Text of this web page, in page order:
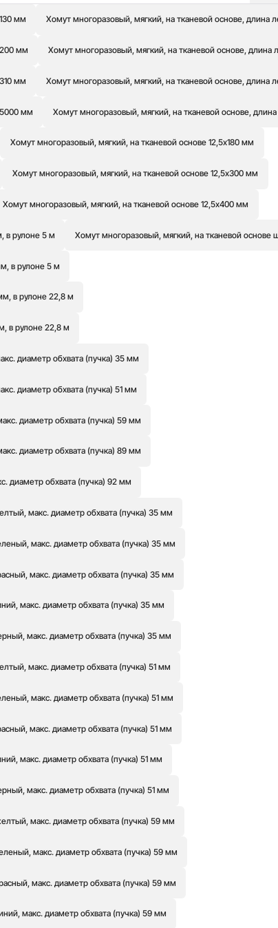
мм Хомут многоразовый, мягкий, на тканевой основе, длина
мм Хомут многоразовый, мягкий, на тканевой основе, длина
мм Хомут многоразовый, мягкий, на тканевой основе, длина
мм Хомут многоразовый, мягкий, на тканевой основе,
Хомут многоразовый, мягкий, на тканевой основе 12,5х180 мм
Хомут многоразовый, мягкий, на тканевой основе 12,5х300 мм
Хомут многоразовый, мягкий, на тканевой основе 12,5х400 мм
в рулоне 5 м Хомут многоразовый, мягкий, на тканевой основе
в рулоне 5 м
в рулоне 22,8 м
в рулоне 22,8 м
диаметр обхвата (пучка) 35 мм
диаметр обхвата (пучка) 51 мм
диаметр обхвата (пучка) 59 мм
диаметр обхвата (пучка) 89 мм
диаметр обхвата (пучка) 92 мм
макс. диаметр обхвата (пучка) 35 мм
макс. диаметр обхвата (пучка) 35 мм
макс. диаметр обхвата (пучка) 35 мм
макс. диаметр обхвата (пучка) 35 мм
макс. диаметр обхвата (пучка) 35 мм
макс. диаметр обхвата (пучка) 51 мм
макс. диаметр обхвата (пучка) 51 мм
макс. диаметр обхвата (пучка) 51 мм
макс. диаметр обхвата (пучка) 51 мм
макс. диаметр обхвата (пучка) 51 мм
макс. диаметр обхвата (пучка) 59 мм
макс. диаметр обхвата (пучка) 59 мм
макс. диаметр обхвата (пучка) 59 мм
макс. диаметр обхвата (пучка) 59 мм